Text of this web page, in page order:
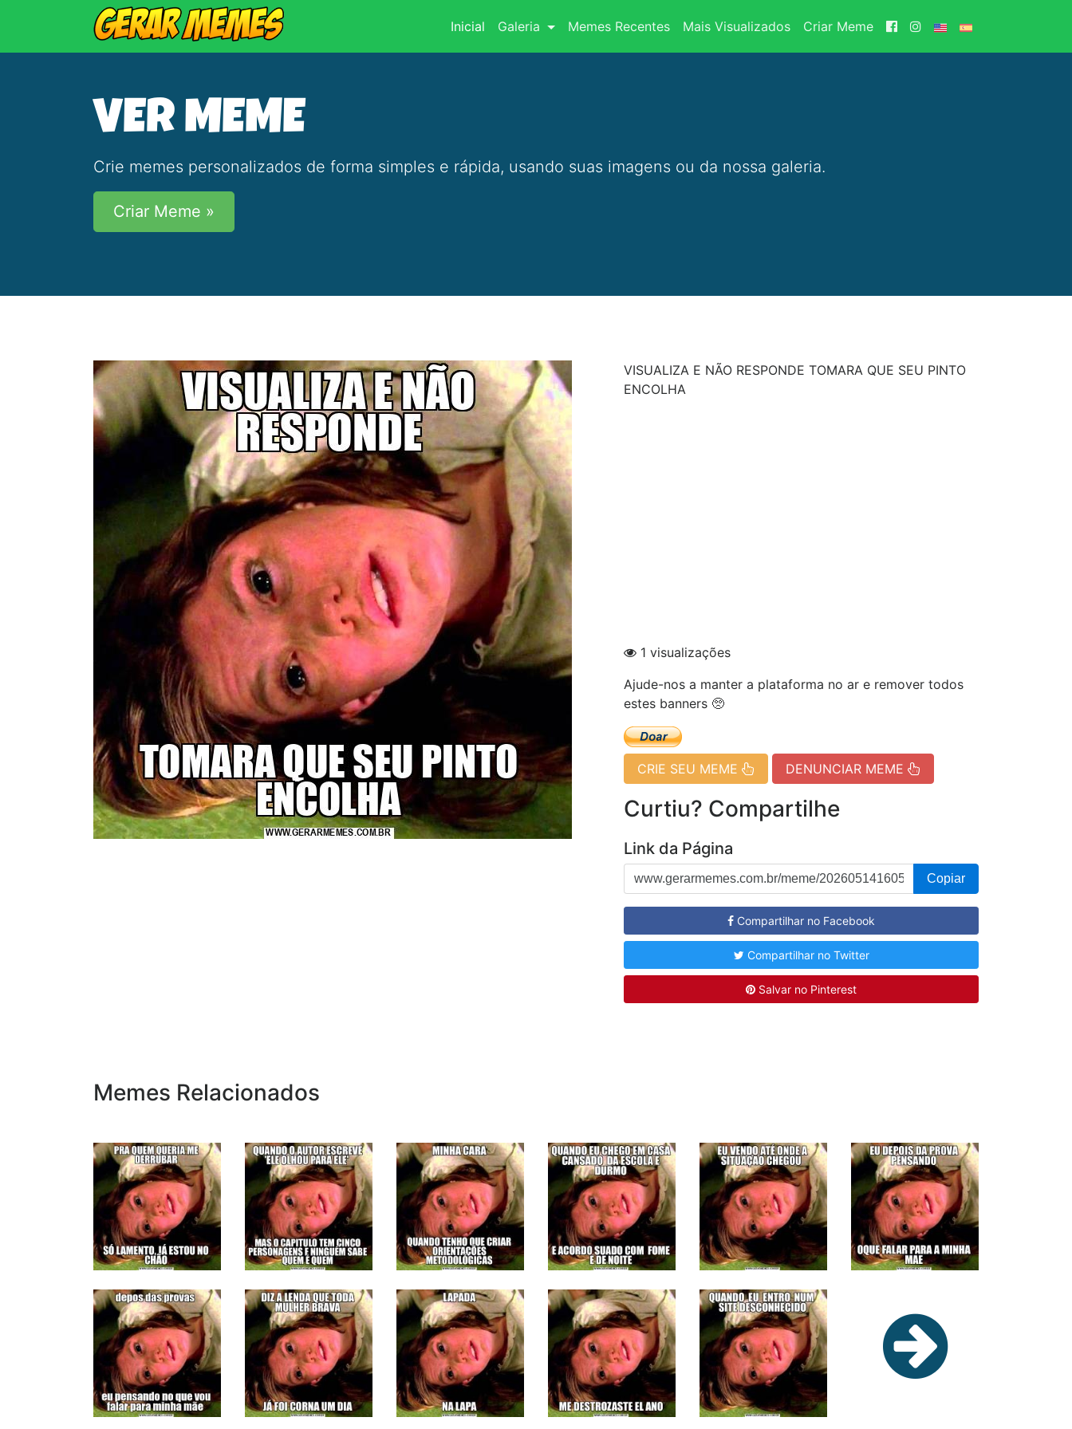
Inicial(current)
Galeria Memes Recentes Mais Visualizados Criar Meme
VER MEME
Crie memes personalizados de forma simples e rápida, usando suas imagens ou da nossa galeria.
Criar Meme »
VISUALIZA E NÃO RESPONDE TOMARA QUE SEU PINTO
ENCOLHA
1 visualizações
Ajude-nos a manter a plataforma no ar e remover todos
estes banners 🥺
CRIE SEU MEME DENUNCIAR MEME
Curtiu? Compartilhe
Link da Página
Copiar
Compartilhar no Facebook
Compartilhar no Twitter
Salvar no Pinterest
Memes Relacionados